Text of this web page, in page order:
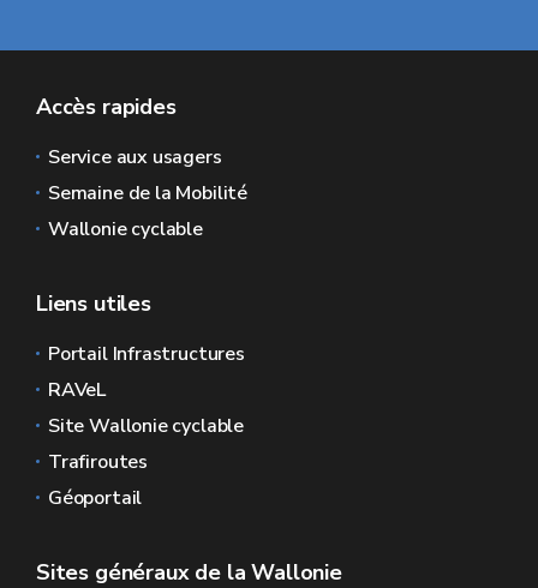
Accès rapides
Service aux usagers
Semaine de la Mobilité
Wallonie cyclable
Liens utiles
Portail Infrastructures
RAVeL
Site Wallonie cyclable
Trafiroutes
Géoportail
Sites généraux de la Wallonie